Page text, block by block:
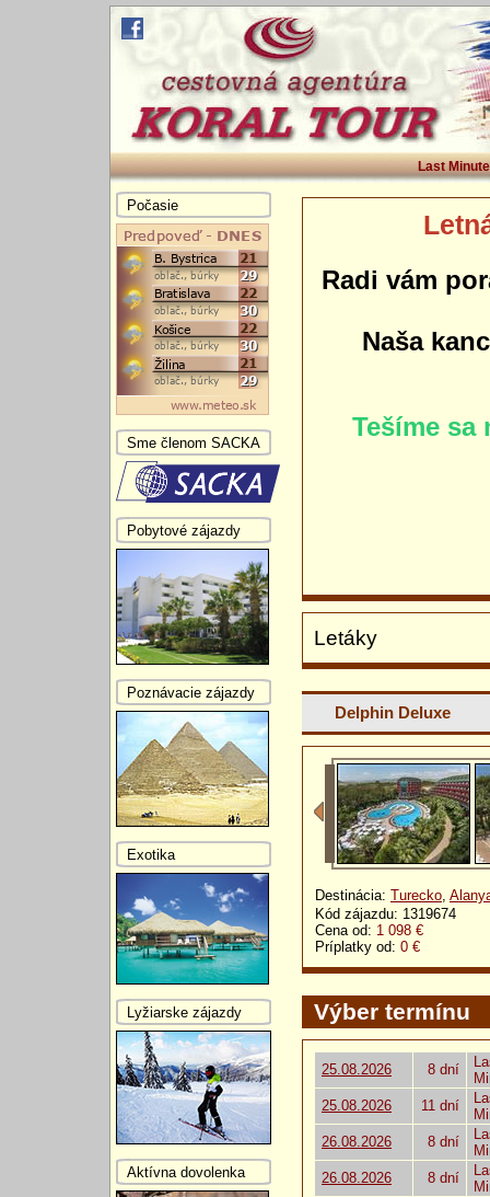
Last Minute
Radi vám
Naša
Tešíme sa
Letáky
Delphin Deluxe
Destinácia: Turecko,
Kód zájazdu: 1319674
Cena od: 1 098 €
Príplatky od: 0 €
Výber termínu
25.08.2026 8 dní
25.08.2026
11 dní
26.08.2026
8 dní
26.08.2026
8 dní
Počasie
Sme členom SACKA
Pobytové zájazdy
Poznávacie zájazdy
Exotika
Lyžiarske zájazdy
Aktívna dovolenka